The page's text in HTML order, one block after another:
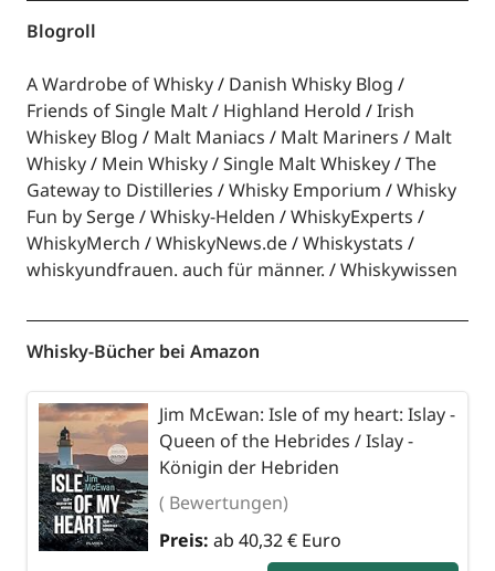
Blogroll
A Wardrobe of Whisky
Danish Whisky Blog
Friends of Single Malt
Highland Herold
Irish
Whiskey Blog
Malt Maniacs Malt Mariners
Malt
Whisky
Mein Whisky Single Malt Whiskey
The
Gateway to Distilleries
Whisky Emporium
Whisky
Fun by Serge
Whisky-Helden
WhiskyExperts
WhiskyMerch
WhiskyNews.de
Whiskystats
whiskyundfrauen. auch für männer.
Whiskywissen
Whisky-Bücher bei Amazon
Jim McEwan: Isle of my heart: Islay -
Queen of the Hebrides / Islay -
Königin der Hebriden
( Bewertungen)
Preis: ab 40,32 € Euro